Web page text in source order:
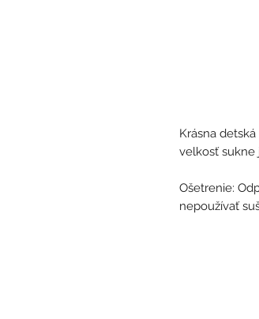
Krásna
velkosť sukne
Ošetrenie:
nepoužívať